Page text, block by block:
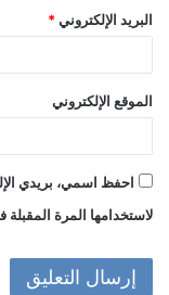
البريد الإلكتروني *
الموقع الإلكتروني
احفظ اسمي، بريدي
لاستخدامها المرة المقبلة